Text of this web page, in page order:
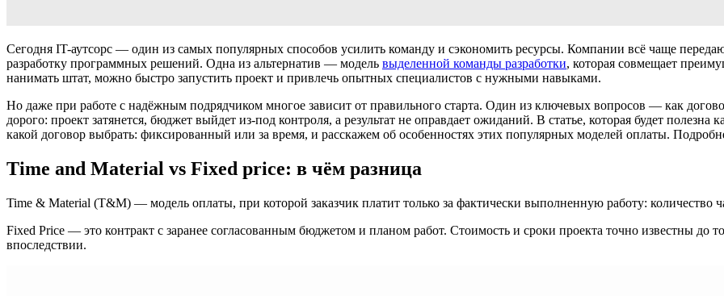
Сегодня IT-аутсорс — один из самых популярных способов усилить команду и сэкономить ресурсы. Компании всё чаще
разработку программных решений. Одна из альтернатив — модель выделенной команды разработки, которая совмещает
нанимать штат, можно быстро запустить проект и привлечь опытных специалистов с нужными навыками.
Но даже при работе с надёжным подрядчиком многое зависит от правильного старта. Один из ключевых вопросов — как
дорого: проект затянется, бюджет выйдет из-под контроля, а результат не оправдает ожиданий. В статье, которая будет
какой договор выбрать: фиксированный или за время, и расскажем об особенностях этих популярных моделей оплаты.
Time and Material vs Fixed price: в чём разница
Time & Material (T&M) — модель оплаты, при которой заказчик платит только за фактически выполненную работу: количество
Fixed Price — это контракт с заранее согласованным бюджетом и планом работ. Стоимость и сроки проекта точно известны до
впоследствии.